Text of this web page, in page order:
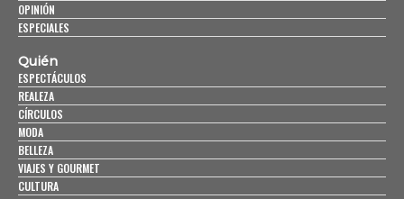
OPINIÓN
ESPECIALES
Quién
ESPECTÁCULOS
REALEZA
CÍRCULOS
MODA
BELLEZA
VIAJES Y GOURMET
CULTURA